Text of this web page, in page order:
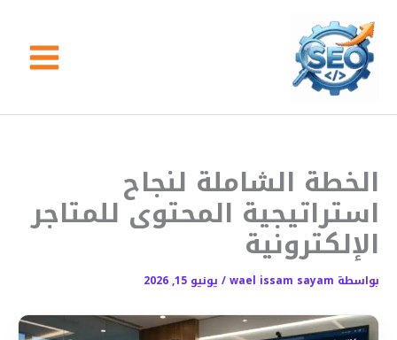
المحتوى
الخطة الشاملة لنجاح
استراتيجية المحتوى للمتاجر
الإلكترونية
بواسطة wael issam sayam
/ يونيو 15, 2026